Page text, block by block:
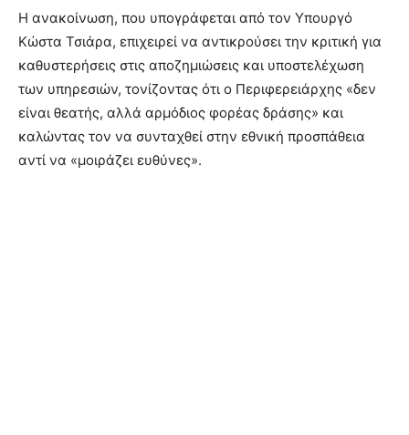
Η ανακοίνωση, που υπογράφεται από τον Υπουργό
Κώστα Τσιάρα, επιχειρεί να αντικρούσει την κριτική για
καθυστερήσεις στις αποζημιώσεις και υποστελέχωση
των υπηρεσιών, τονίζοντας ότι ο Περιφερειάρχης «δεν
είναι θεατής, αλλά αρμόδιος φορέας δράσης» και
καλώντας τον να συνταχθεί στην εθνική προσπάθεια
αντί να «μοιράζει ευθύνες».